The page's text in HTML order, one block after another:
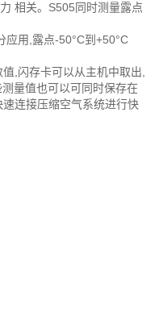
相关。S505同时测量露点
用,露点-50°C到+50°C
,闪存卡可以从主机中取出,
量值也可以可同时保存在
连接压缩空气系统进行快